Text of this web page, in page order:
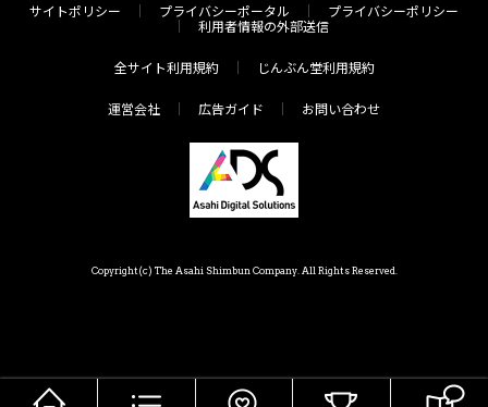
サイトポリシー プライバシーポータル
プライバシーポリシー
利用者情報の外部送信
全サイト利用規約 じんぶん堂利用規約
運営会社 広告ガイド お問い合わせ
Copyright(c) The Asahi Shimbun Company. All Rights Reserved.